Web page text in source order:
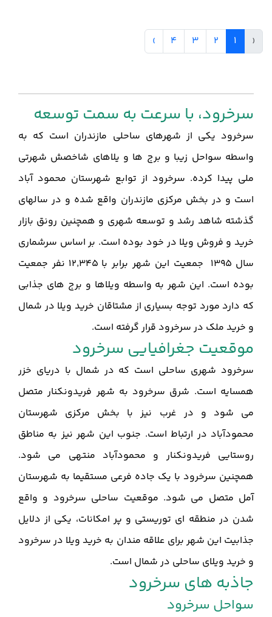
‹
1
2
3
4
›
سرخرود، با سرعت به سمت توسعه
سرخرود یکی از شهرهای ساحلی مازندران است که به
واسطه سواحل زیبا و برج ها و یلاهای شاخصش شهرتی
ملی پیدا کرده. سرخرود از توابع شهرستان محمود آباد
است و در بخش مرکزی مازندران واقع شده و در سالهای
گذشته شاهد رشد و توسعه شهری و همچنین رونق بازار
خرید و فروش ویلا در خود بوده است. بر اساس سرشماری
سال 1395 جمعیت این شهر برابر با 12٬345 نفر جمعیت
بوده‌ است. این شهر به واسطه ویلاها و برج های جذابی
که دارد مورد توجه بسیاری از مشتاقان خرید ویلا در شمال
و خرید ملک در سرخرود قرار گرفته است.
موقعیت جغرافیایی سرخرود
سرخرود شهری ساحلی است که در شمال با دریای خزر
همسایه است. شرق سرخرود به شهر فریدونکنار متصل
می شود و در غرب نیز با بخش مرکزی شهرستان
محمودآباد در ارتباط است. جنوب این شهر نیز به مناطق
روستایی فریدونکنار و محمودآباد منتهی می شود.
همچنین سرخرود با یک جاده فرعی مستقیما به شهرستان
آمل متصل می شود. موقعیت ساحلی سرخرود و واقع
شدن در منطقه ای توریستی و پر امکانات، یکی از دلایل
جذابیت این شهر برای علاقه مندان به خرید ویلا در سرخرود
و خرید ویلای ساحلی در شمال است.
جاذبه های سرخرود
سواحل سرخرود